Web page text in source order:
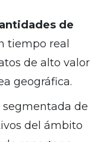
de
tiempo real
de alto valor
geográfica.
de
del ámbito